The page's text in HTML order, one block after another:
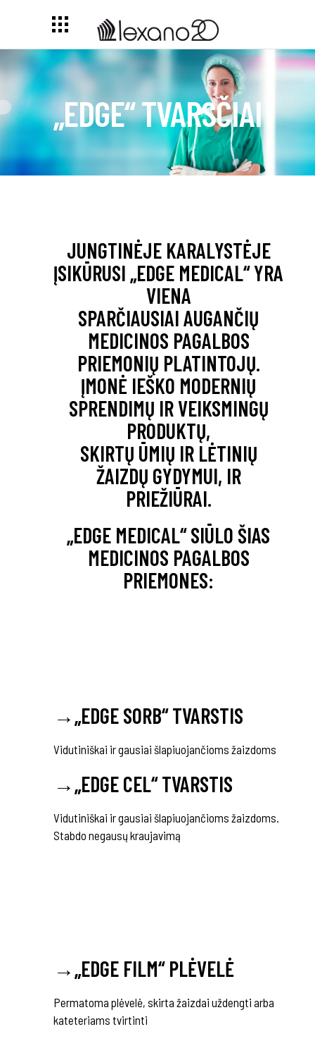
„EDGE“ TVARSČIAI
JUNGTINĖJE KARALYSTĖJE
ĮSIKŪRUSI „EDGE MEDICAL“ YRA
VIENA
SPARČIAUSIAI AUGANČIŲ
MEDICINOS PAGALBOS
PRIEMONIŲ PLATINTOJŲ.
ĮMONĖ IEŠKO MODERNIŲ
SPRENDIMŲ IR VEIKSMINGŲ
PRODUKTŲ,
SKIRTŲ ŪMIŲ IR LĖTINIŲ
ŽAIZDŲ GYDYMUI, IR
PRIEŽIŪRAI.
„EDGE MEDICAL“ SIŪLO ŠIAS
MEDICINOS PAGALBOS
PRIEMONES:
→„EDGE SORB“ TVARSTIS
Vidutiniškai ir gausiai šlapiuojančioms žaizdoms
→„EDGE CEL“ TVARSTIS
Vidutiniškai ir gausiai šlapiuojančioms žaizdoms.
Stabdo negausų kraujavimą
→„EDGE FILM“ PLĖVELĖ
Permatoma plėvelė, skirta žaizdai uždengti arba
kateteriams tvirtinti